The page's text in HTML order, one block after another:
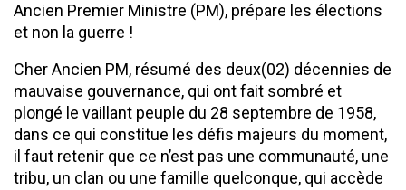
Ancien Premier Ministre (PM), prépare les élections
et non la guerre !
Cher Ancien PM, résumé des deux(02) décennies de
mauvaise gouvernance, qui ont fait sombré et
plongé le vaillant peuple du 28 septembre de 1958,
dans ce qui constitue les défis majeurs du moment,
il faut retenir que ce n’est pas une communauté, une
tribu, un clan ou une famille quelconque, qui accède